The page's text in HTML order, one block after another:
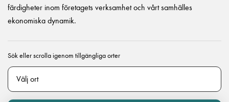
färdigheter inom företagets verksamhet och vårt samhälles
ekonomiska dynamik.
Sök eller scrolla igenom tillgängliga orter